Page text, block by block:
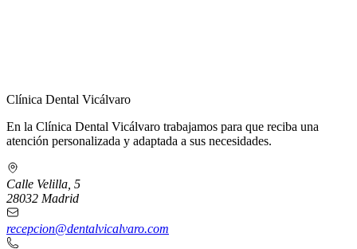
Clínica Dental Vicálvaro
En la Clínica Dental Vicálvaro trabajamos para que reciba una
atención personalizada y adaptada a sus necesidades.
Calle Velilla, 5
28032 Madrid
recepcion@dentalvicalvaro.com